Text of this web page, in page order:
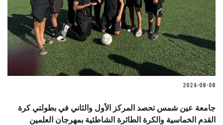
2024-08-08
جامعة عين شمس تحصد المركز الأول والثاني في بطولتي كرة
القدم الخماسية والكرة الطائرة الشاطئية بمهرجان العلمين